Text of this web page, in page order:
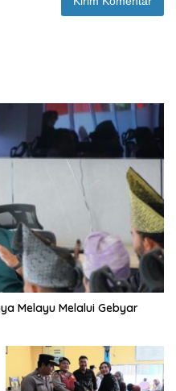
Melayu Melalui Gebyar